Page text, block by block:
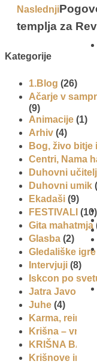
Naslednji
templja za
Kategorije
1.Blog (26)
Ačarje v
(9)
Animacije (1)
Arhiv (4)
Bog, živo bitje
Centri, Nama
Duhovni
Duhovni umik
Ekadaši (9)
FESTIVALI (10)
Gita mahatmja
Glasba (2)
Gledališke igre
Intervjuji (8)
Iskcon po
Jatra Javornik
Juhe (4)
Karma,
Krišna –
KRIŠNA
Krišnove